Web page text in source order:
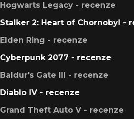
Hogwarts Legacy - recenze
Stalker 2: Heart of Chornobyl -
Elden Ring - recenze
Cyberpunk 2077 - recenze
Baldur's Gate III - recenze
Diablo IV - recenze
Grand Theft Auto V - recenze